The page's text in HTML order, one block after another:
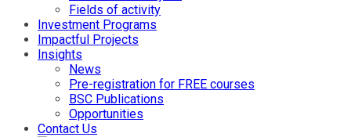
Fields of activity
Investment Programs
Impactful Projects
Insights
News
Pre-registration for FREE courses
BSC Publications
Opportunities
Contact Us